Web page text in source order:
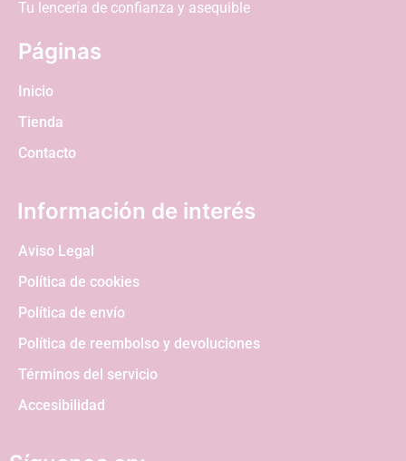
Tu lencería de confianza y asequible
Páginas
Inicio
Tienda
Contacto
Información de interés
Aviso Legal
Política de cookies
Política de envío
Política de reembolso y devoluciones
Términos del servicio
Accesibilidad